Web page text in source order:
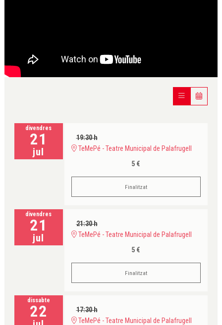
divendres
21
jul
19:30 h
TeMePé - Teatre Municipal de Palafrugell
5 €
Finalitzat
divendres
21
jul
21:30 h
TeMePé - Teatre Municipal de Palafrugell
5 €
Finalitzat
dissabte
22
17:30 h
TeMePé - Teatre Municipal de Palafrugell